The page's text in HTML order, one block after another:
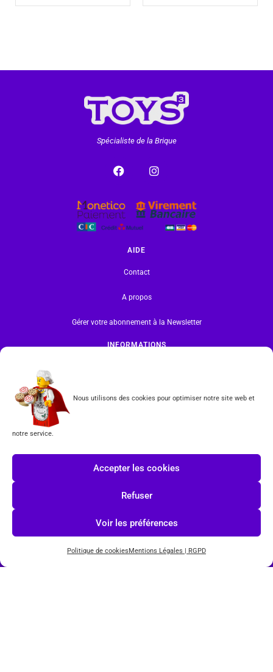
Nous utilisons des cookies pour optimiser notre site web et
notre service.
Accepter les cookies
Refuser
Voir les préférences
Politique de cookiesMentions Légales | RGPD
Spécialiste de la Brique
AIDE
Contact
A propos
Gérer votre abonnement à la Newsletter
INFORMATIONS
marque déposée par The LEGO Group. Les propriétaires des marques respectives citées sur le site
en restent les propriétaires. Tous droits réservés.
INSCRIPTION À LA NEWSLETTER